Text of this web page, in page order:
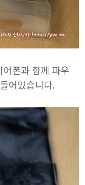
폰과 함께 파우
어있습니다.